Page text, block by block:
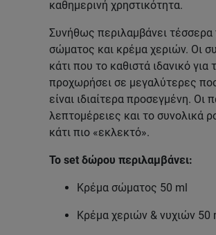
καθημερινή χρηστικότητα.
Συνήθως περιλαμβάνει
σώματος και κρέμα χεριών. Οι
κάτι που το καθιστά ιδανικό
προχωρήσει σε μεγαλύτερες
είναι ιδιαίτερα προσεγμένη.
λεπτομέρειες και το συνολικά
κάτι πιο «εκλεκτό».
To set δώρου περιλαμβάνει:
Κρέμα σώματος 50 ml
Κρέμα χεριών & νυχιών 50